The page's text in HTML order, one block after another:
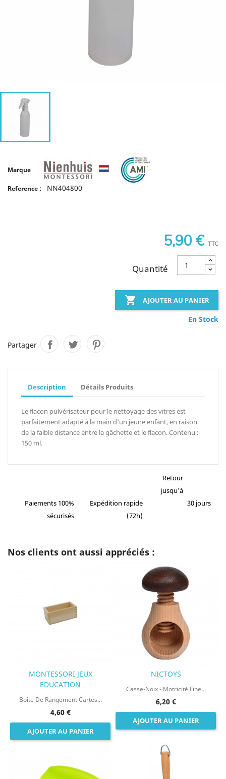
Marque
Reference : NN404800
5,90 € TTC
Quantité
 AJOUTER AU PANIER
En Stock
Partager
Description Détails Produits
Le flacon pulvérisateur pour le nettoyage des vitres est
parfaitement adapté à la main d'un jeune enfant, en raison
de la faible distance entre la gâchette et le flacon. Contenu :
150 ml.
Paiements 100%
sécurisés
Expédition rapide
(72h)
Retour
jusqu'à
30 jours
Nos clients ont aussi appréciés :
MONTESSORI JEUX
EDUCATION
Boite De Rangement Cartes...
4,60 €
AJOUTER AU PANIER
NICTOYS
Casse-Noix - Motricité Fine...
6,20 €
AJOUTER AU PANIER